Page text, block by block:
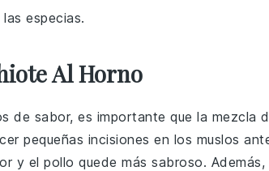
especias.
Al Horno
de sabor, es importante que la mezcla
pequeñas incisiones en los muslos
y el pollo quede más sabroso. Además,